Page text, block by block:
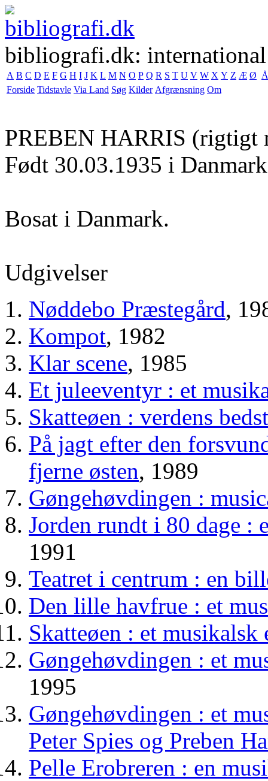
bibliografi.dk:
A B C D E F G H I J K L M N O P Q R S T U V W X Y Z Æ Ø Å
Forside Tidstavle Via Land Søg Kilder Afgrænsning Om
PREBEN HARRIS (rigtigt
Født 30.03.1935 i
Bosat i Danmark.
Udgivelser
Nøddebo Præstegård,
Kompot, 1982
Klar scene, 1985
Et juleeventyr : et
Skatteøen : verdens
På jagt efter den
fjerne østen, 1989
Gøngehøvdingen :
Jorden rundt i 80 dage :
1991
Teatret i centrum : en
Den lille havfrue : et
Skatteøen : et musikalsk
Gøngehøvdingen : et
1995
Gøngehøvdingen : et
Peter Spies og Preben
Pelle Erobreren : en